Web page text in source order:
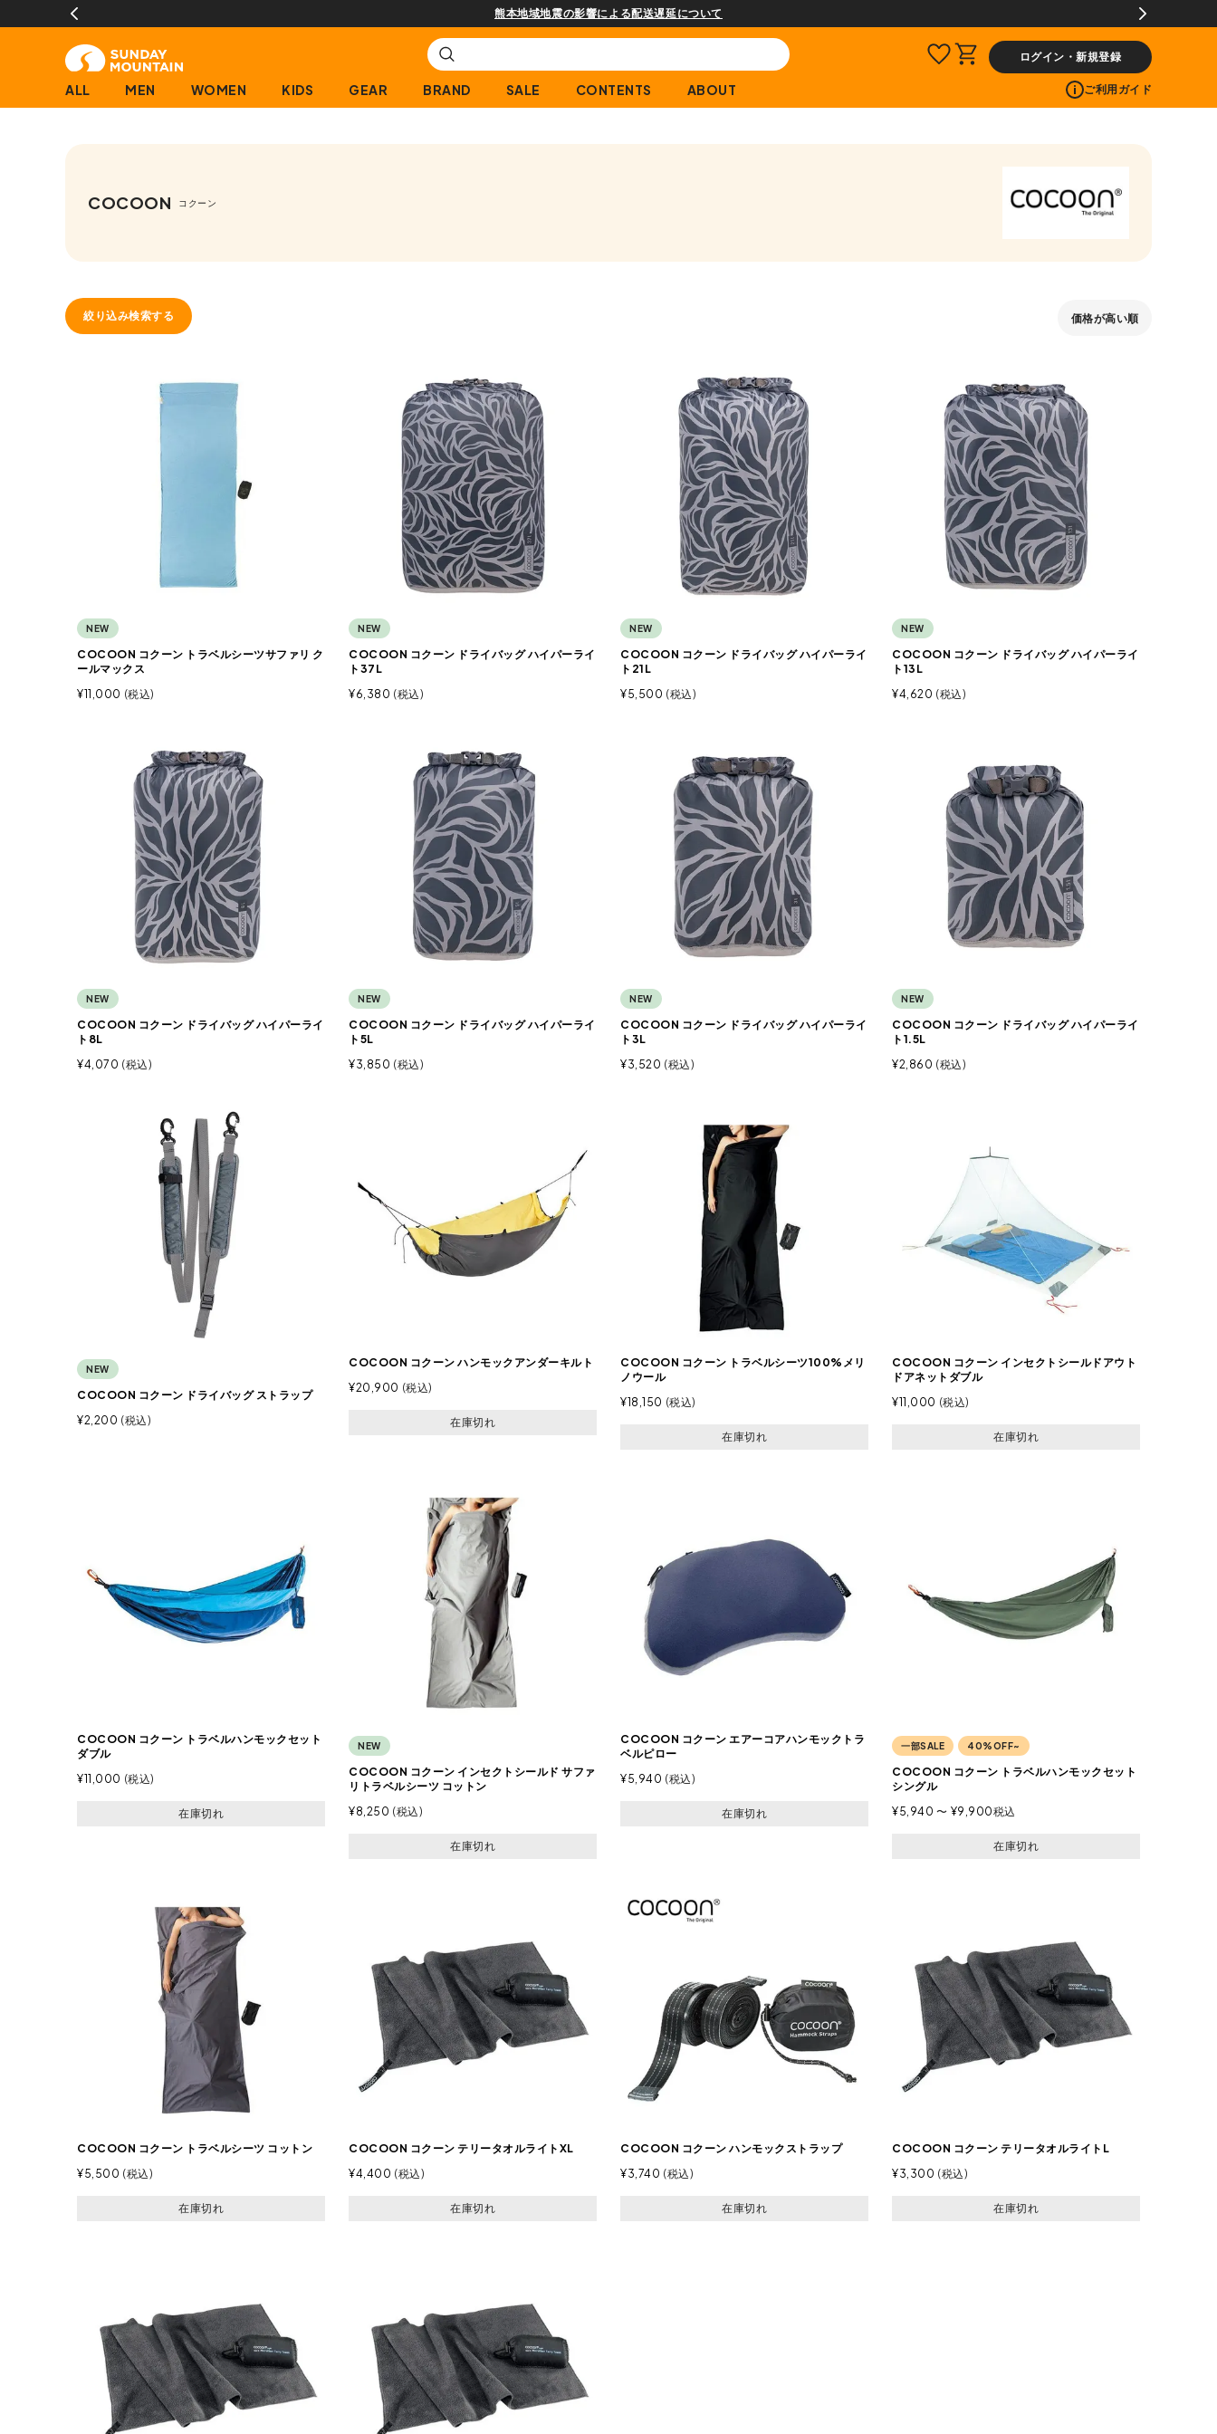
熊本地域地震の影響による配送遅延について
ログイン・新規登録
ALL MEN WOMEN KIDS GEAR BRAND SALE CONTENTS ABOUT ご利用ガイド
COCOON コクーン
絞り込み検索する 価格が高い順
NEW
COCOON コクーン トラベルシーツサファリ ク
ールマックス
¥11,000 税込
NEW
COCOON コクーン ドライバッグ ハイパーライ
ト37L
¥6,380 税込
NEW
COCOON コクーン ドライバッグ ハイパーライ
ト21L
¥5,500 税込
NEW
COCOON コクーン ドライバッグ ハイパーライ
ト13L
¥4,620 税込
NEW
COCOON コクーン ドライバッグ ハイパーライ
ト8L
¥4,070 税込
NEW
COCOON コクーン ドライバッグ ハイパーライ
ト5L
¥3,850 税込
NEW
COCOON コクーン ドライバッグ ハイパーライ
ト3L
¥3,520 税込
NEW
COCOON コクーン ドライバッグ ハイパーライ
ト1.5L
¥2,860 税込
NEW
COCOON コクーン ドライバッグ ストラップ
¥2,200 税込
COCOON コクーン ハンモックアンダーキルト
¥20,900 税込
在庫切れ
COCOON コクーン トラベルシーツ100%メリ
ノウール
¥18,150 税込
在庫切れ
COCOON コクーン インセクトシールドアウト
ドアネットダブル
¥11,000 税込
在庫切れ
COCOON コクーン トラベルハンモックセット
ダブル
¥11,000 税込
在庫切れ
NEW
COCOON コクーン インセクトシールド サファ
リトラベルシーツ コットン
¥8,250 税込
在庫切れ
COCOON コクーン エアーコアハンモックトラ
ベルピロー
¥5,940 税込
在庫切れ
一部SALE 40%OFF~
COCOON コクーン トラベルハンモックセット
シングル
¥5,940 〜 ¥9,900税込
在庫切れ
COCOON コクーン トラベルシーツ コットン
¥5,500 税込
在庫切れ
COCOON コクーン テリータオルライトXL
¥4,400 税込
在庫切れ
COCOON コクーン ハンモックストラップ
¥3,740 税込
在庫切れ
COCOON コクーン テリータオルライトL
¥3,300 税込
在庫切れ